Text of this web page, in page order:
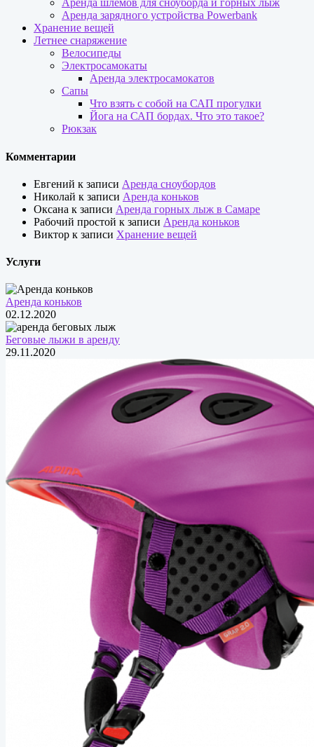
Аренда шлемов для сноуборда и горных лыж
Аренда зарядного устройства Powerbank
Хранение вещей
Летнее снаряжение
Велосипеды
Электросамокаты
Аренда электросамокатов
Сапы
Что взять с собой на САП прогулки
Йога на САП бордах. Что это такое?
Рюкзак
Комментарии
Евгений к записи Аренда сноубордов
Николай к записи Аренда коньков
Оксана к записи Аренда горных лыж в Самаре
Рабочий простой к записи Аренда коньков
Виктор к записи Хранение вещей
Услуги
Аренда коньков
02.12.2020
Беговые лыжи в аренду
29.11.2020